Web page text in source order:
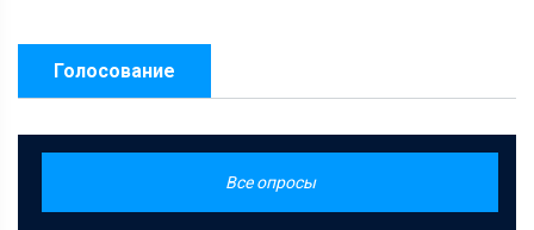
Голосование
Все опросы